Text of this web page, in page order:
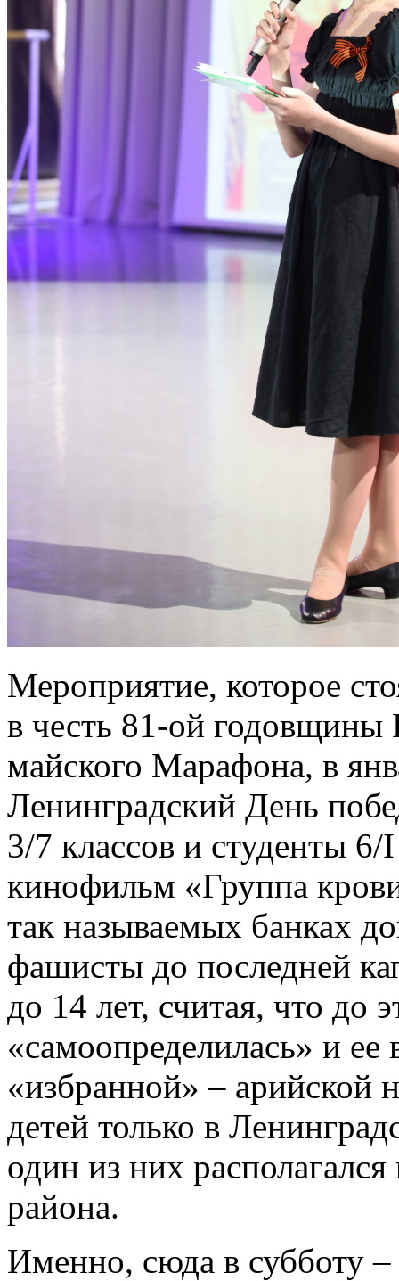
Мероприятие, которое
в честь 81-ой
майского Марафона, в
Ленинградский День
3/7 классов и студенты
кинофильм «Группа
так называемых банках
фашисты до последней
до 14 лет, считая, что до
«самоопределилась» и
«избранной» –
детей только в
один из них
района.
Именно, сюда в субботу